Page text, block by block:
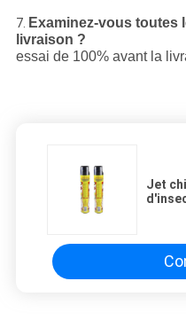
7. Examinez-vous toutes
livraison ?
essai de 100% avant la
Jet